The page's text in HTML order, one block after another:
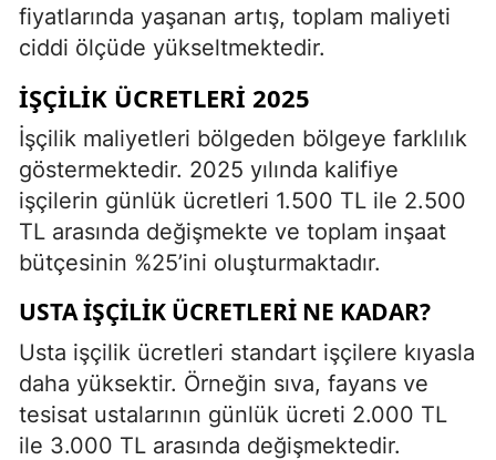
fiyatlarında yaşanan artış, toplam maliyeti
ciddi ölçüde yükseltmektedir.
İŞÇILIK ÜCRETLERI 2025
İşçilik maliyetleri bölgeden bölgeye farklılık
göstermektedir. 2025 yılında kalifiye
işçilerin günlük ücretleri 1.500 TL ile 2.500
TL arasında değişmekte ve toplam inşaat
bütçesinin %25’ini oluşturmaktadır.
USTA İŞÇILIK ÜCRETLERI NE KADAR?
Usta işçilik ücretleri standart işçilere kıyasla
daha yüksektir. Örneğin sıva, fayans ve
tesisat ustalarının günlük ücreti 2.000 TL
ile 3.000 TL arasında değişmektedir.